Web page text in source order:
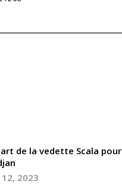
de la vedette Scala pour
2023